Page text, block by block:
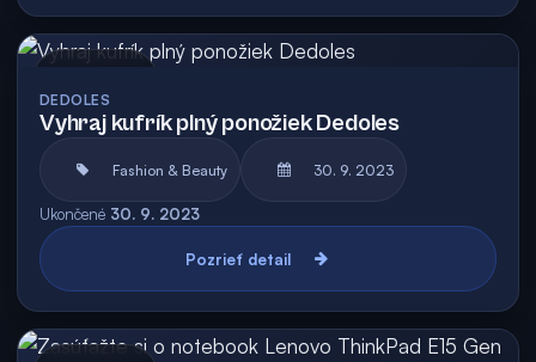
DEDOLES
Vyhraj kufrík plný ponožiek Dedoles
Fashion & Beauty 30. 9. 2023
Ukončené 30. 9. 2023
Pozrieť detail